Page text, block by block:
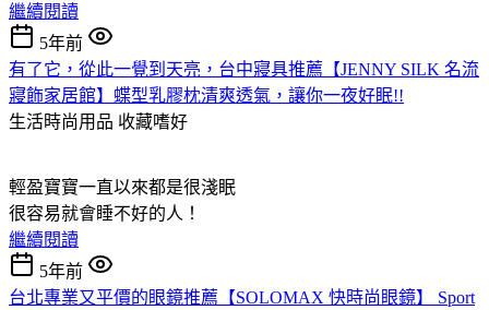
繼續閱讀
5年前
有了它，從此一覺到天亮，台中寢具推薦【JENNY SILK 名流
寢飾家居館】蝶型乳膠枕清爽透氣，讓你一夜好眠!!
生活時尚用品 收藏嗜好
輕盈寶寶一直以來都是很淺眠
很容易就會睡不好的人！
繼續閱讀
5年前
台北專業又平價的眼鏡推薦【SOLOMAX 快時尚眼鏡】 Sport